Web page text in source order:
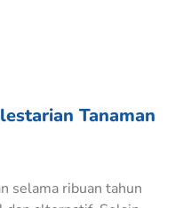
Tanaman
selama ribuan tahun